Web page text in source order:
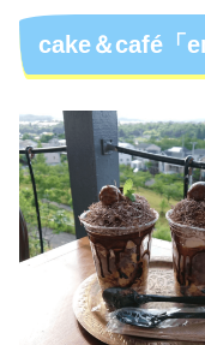
cake＆café「